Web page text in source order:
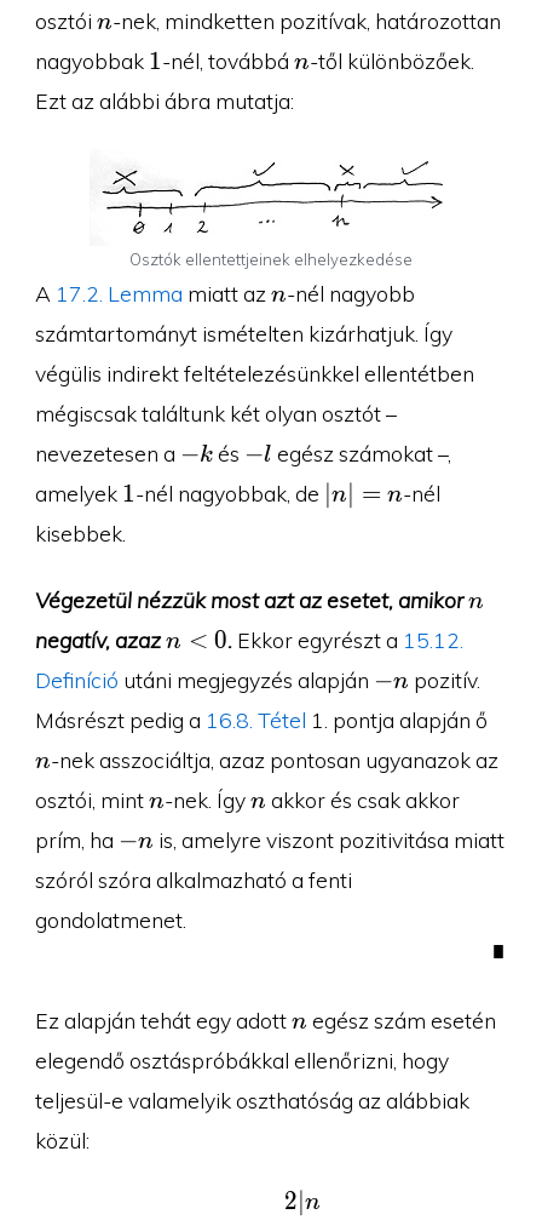
osztói n
n-nek, mindketten pozitívak, határozottan
nagyobbak 1
1-nél, továbbá n
n-től különbözőek.
Ezt az alábbi ábra mutatja:
Osztók ellentettjeinek elhelyezkedése
A 17.2. Lemma miatt az n
n-nél nagyobb
számtartományt ismételten kizárhatjuk. Így
végülis indirekt feltételezésünkkel ellentétben
mégiscsak találtunk két olyan osztót –
nevezetesen a -
−k és -
l
−l egész számokat –,
amelyek 1
1-nél nagyobbak, de |n|=n
∣n∣ = n-nél
kisebbek.
Végezetül nézzük most azt az esetet, amikorn
n
negatív, azazn\lt
0
n < 0. Ekkor egyrészt a 15.12.
Definíció utáni megjegyzés alapján -
n
−n pozitív.
Másrészt pedig a 16.8. Tétel 1. pontja alapján ő
n-nek asszociáltja, azaz pontosan ugyanazok az
osztói, mintn
n-nek. Ígyn
n akkor és csak akkor
prím, ha -
n
−n is, amelyre viszont pozitivitása miatt
szóról szóra alkalmazható a fenti
gondolatmenet.
∎
Ez alapján tehát egy adottn
n egész szám esetén
elegendő osztáspróbákkal ellenőrizni, hogy
teljesül-e valamelyik oszthatóság az alábbiak
közül:
\begin{aligned}2&|n
2∣n